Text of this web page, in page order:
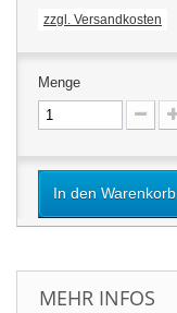
zzgl. Versandkosten
Menge
In den Warenkorb
MEHR INFOS